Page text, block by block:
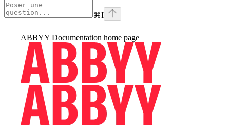
⌘I
ABBYY Documentation home page